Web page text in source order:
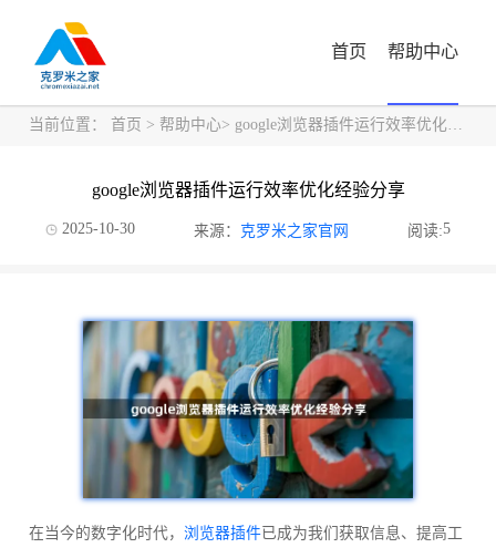
首页 帮助中心
当前位置： 首页 > 帮助中心> google浏览器插件运行效率优化经验分享
google浏览器插件运行效率优化经验分享
2025-10-30 来源： 克罗米之家官网 阅读:5
在当今的数字化时代， 浏览器插件已成为我们获取信息、提高工